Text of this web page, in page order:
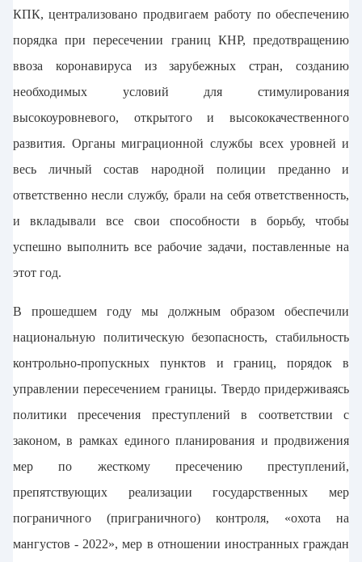
КПК, централизовано продвигаем работу по обеспечению
порядка при пересечении границ КНР, предотвращению
ввоза коронавируса из зарубежных стран, созданию
необходимых условий для стимулирования
высокоуровневого, открытого и высококачественного
развития. Органы миграционной службы всех уровней и
весь личный состав народной полиции преданно и
ответственно несли службу, брали на себя ответственность,
и вкладывали все свои способности в борьбу, чтобы
успешно выполнить все рабочие задачи, поставленные на
этот год.
В прошедшем году мы должным образом обеспечили
национальную политическую безопасность, стабильность
контрольно-пропускных пунктов и границ, порядок в
управлении пересечением границы. Твердо придерживаясь
политики пресечения преступлений в соответствии с
законом, в рамках единого планирования и продвижения
мер по жесткому пресечению преступлений,
препятствующих реализации государственных мер
пограничного (приграничного) контроля, «охота на
мангустов - 2022», мер в отношении иностранных граждан